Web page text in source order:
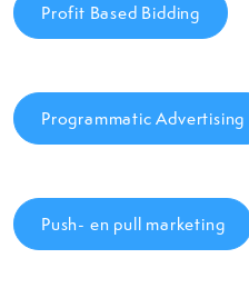
Profit Based Bidding
Programmatic Advertising
Push- en pull marketing